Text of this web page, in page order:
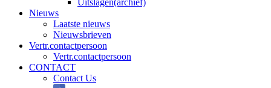
Nieuws
Laatste nieuws
Nieuwsbrieven
Vertr.contactpersoon
Vertr.contactpersoon
CONTACT
Contact Us